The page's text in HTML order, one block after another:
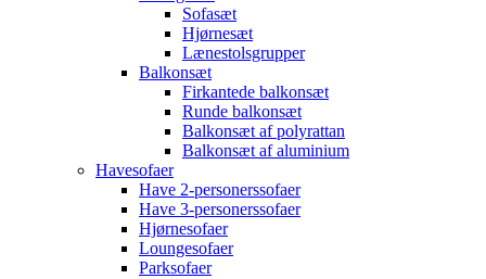
Sofasæt
Hjørnesæt
Lænestolsgrupper
Balkonsæt
Firkantede balkonsæt
Runde balkonsæt
Balkonsæt af polyrattan
Balkonsæt af aluminium
Havesofaer
Have 2-personerssofaer
Have 3-personerssofaer
Hjørnesofaer
Loungesofaer
Parksofaer